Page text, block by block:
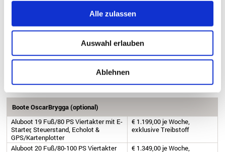
Alle zulassen
Auswahl erlauben
Ablehnen
Aluboot 20 Fuß/115 PS Viertakter mit
E-Starter, Steuerstand, Echolot &
€ 1.289,00 je Woche,
exklusive Treibstoff
E-Starter, Steuerstand, Echolot &
exklusive Treibstoff
Boote OscarBrygga (optional)
Aluboot 19 Fuß/80 PS Viertakter mit E-
Starter, Steuerstand, Echolot &
GPS/Kartenplotter
€ 1.199,00 je Woche,
exklusive Treibstoff
Aluboot 20 Fuß/80-100 PS Viertakter
€ 1.349,00 je Woche,